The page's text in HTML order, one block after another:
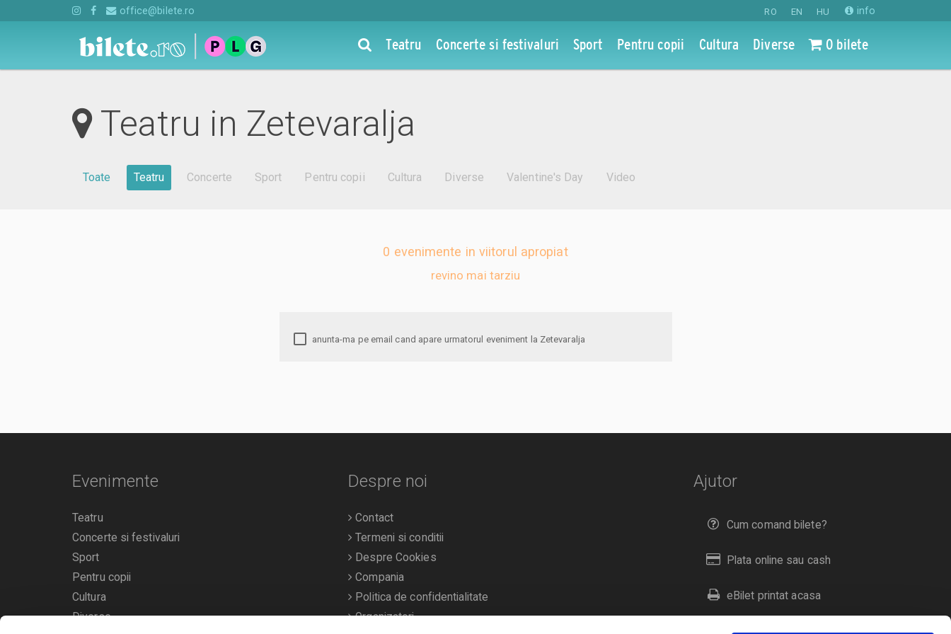
RO EN HU info
office@bilete.ro
Teatru Concerte si festivaluri Sport Pentru copii Cultura Diverse 0 bilete
Teatru in Zetevaralja
Toate Teatru Concerte Sport Pentru copii Cultura Diverse Valentine's Day Video
0 evenimente in viitorul apropiat
revino mai tarziu
anunta-ma pe email cand apare urmatorul eveniment la Zetevaralja
Ajutor
Cum comand bilete?
Plata online sau cash
eBilet printat acasa
Livrare prin curier
Evenimente
Teatru
Concerte si festivaluri
Sport
Pentru copii
Cultura
Diverse
Despre noi
Contact
Termeni si conditii
Despre Cookies
Compania
Politica de confidentialitate
Organizatori